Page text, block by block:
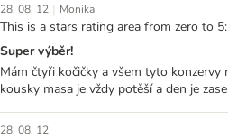
28. 08. 12 | Monika
This is a stars rating area from zero to
Super výběr!
Mám čtyři kočičky a všem tyto konzervy
kousky masa je vždy potěší a den je
28. 08. 12